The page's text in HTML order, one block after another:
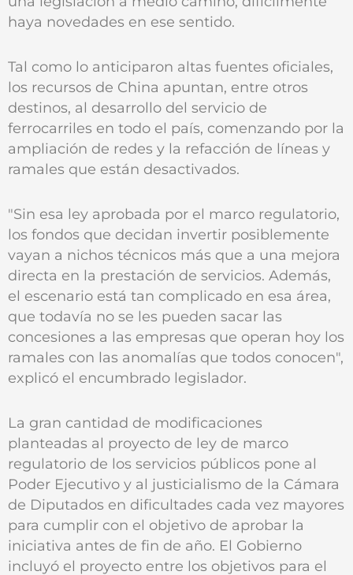
haya novedades en ese sentido.
Tal como lo anticiparon altas fuentes oficiales,
los recursos de China apuntan, entre otros
destinos, al desarrollo del servicio de
ferrocarriles en todo el país, comenzando por la
ampliación de redes y la refacción de líneas y
ramales que están desactivados.
"Sin esa ley aprobada por el marco regulatorio,
los fondos que decidan invertir posiblemente
vayan a nichos técnicos más que a una mejora
directa en la prestación de servicios. Además,
el escenario está tan complicado en esa área,
que todavía no se les pueden sacar las
concesiones a las empresas que operan hoy los
ramales con las anomalías que todos conocen",
explicó el encumbrado legislador.
La gran cantidad de modificaciones
planteadas al proyecto de ley de marco
regulatorio de los servicios públicos pone al
Poder Ejecutivo y al justicialismo de la Cámara
de Diputados en dificultades cada vez mayores
para cumplir con el objetivo de aprobar la
iniciativa antes de fin de año. El Gobierno
incluyó el proyecto entre los objetivos para el